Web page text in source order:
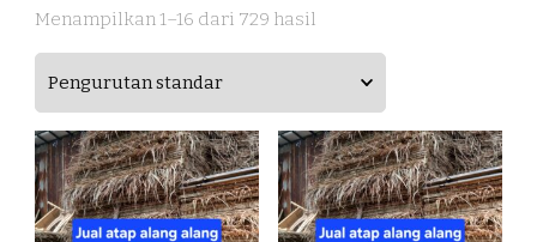
Menampilkan 1–16 dari 729 hasil